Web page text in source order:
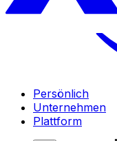
Persönlich
Unternehmen
Plattform